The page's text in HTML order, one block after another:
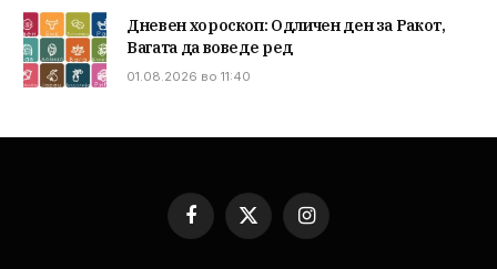
Дневен хороскоп: Одличен ден за Ракот,
Вагата да воведе ред
01.08.2026 во 11:40
Facebook
X
Instagram